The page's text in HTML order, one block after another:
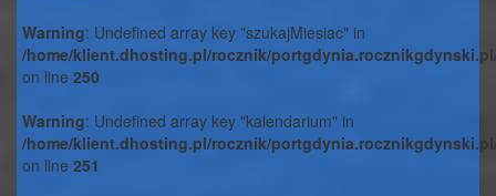
Warning: Undefined array key "szukajMiesiac" in
/home/klient.dhosting.pl/rocznik/
on line 250
Warning: Undefined array key "kalendarium" in
/home/klient.dhosting.pl/rocznik/
on line 251